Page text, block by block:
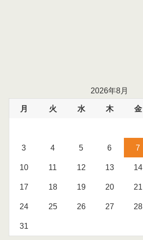
2026年8月
月 火 水 木 金
3 4 5 6 7
10 11 12 13 14
17 18 19 20 21
24 25 26 27 28
31